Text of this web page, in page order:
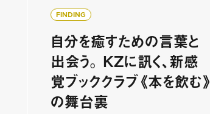
FINDING
自分を癒すための言葉と
出会う。 KZに訊く、新感
覚ブッククラブ《本を飲む》
の舞台裏